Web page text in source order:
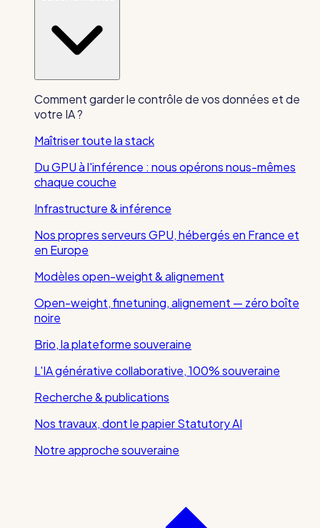
Comment garder le contrôle de vos données et de
votre IA ?
Maîtriser toute la stack
Du GPU à l'inférence : nous opérons nous-mêmes
chaque couche
Infrastructure & inférence
Nos propres serveurs GPU, hébergés en France et
en Europe
Modèles open-weight & alignement
Open-weight, finetuning, alignement — zéro boîte
noire
Brio, la plateforme souveraine
L'IA générative collaborative, 100% souveraine
Recherche & publications
Nos travaux, dont le papier Statutory AI
Notre approche souveraine